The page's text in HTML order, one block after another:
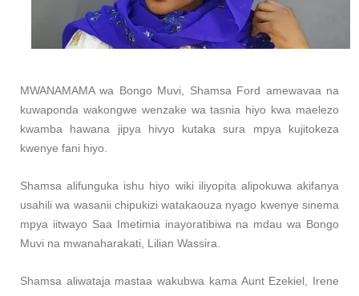
Nilishikilia Cheo Kile Kile Kwa Miaka
Zawadi-Aug 08 2026
MWANAMAMA wa Bongo Muvi, Shamsa Ford amewavaa na
kuwaponda wakongwe wenzake wa tasnia hiyo kwa maelezo
kwamba hawana jipya hivyo kutaka sura mpya kujitokeza
kwenye fani hiyo.
Shamsa alifunguka ishu hiyo wiki iliyopita alipokuwa akifanya
usahili wa wasanii chipukizi watakaouza nyago kwenye sinema
mpya iitwayo Saa Imetimia inayoratibiwa na mdau wa Bongo
Muvi na mwanaharakati, Lilian Wassira.
Shamsa aliwataja mastaa wakubwa kama Aunt Ezekiel, Irene